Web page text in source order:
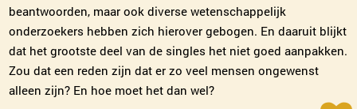
beantwoorden, maar ook diverse wetenschappelijk
onderzoekers hebben zich hierover gebogen. En daaruit blijkt
dat het grootste deel van de singles het niet goed aanpakken.
Zou dat een reden zijn dat er zo veel mensen ongewenst
alleen zijn? En hoe moet het dan wel?